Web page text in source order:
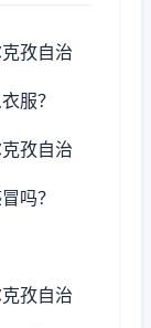
孜自治
服？
孜自治
吗？
孜自治